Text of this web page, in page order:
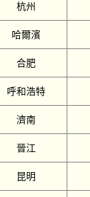
杭州
哈爾濱
合肥
呼和浩特
濟南
晉江
昆明